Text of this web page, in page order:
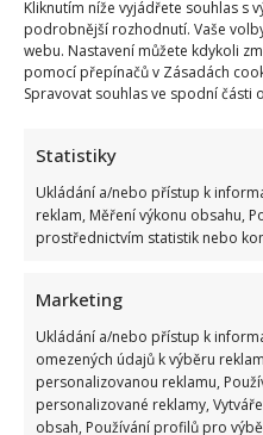
Kliknutím níže vyjádřete souhlas s
podrobnější rozhodnutí. Vaše
webu. Nastavení můžete kdykoli
pomocí přepínačů v Zásadách
Spravovat souhlas ve spodní části
Statistiky
Ukládání a/nebo přístup k
reklam, Měření výkonu obsahu,
prostřednictvím statistik nebo
Marketing
Ukládání a/nebo přístup k
omezených údajů k výběru
personalizovanou reklamu,
personalizované reklamy,
obsah, Používání profilů pro
Poslední chvíle Ivety